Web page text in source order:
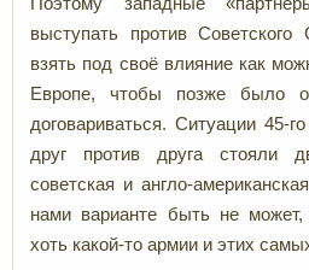
выступать против
взять под своё влияние как
Европе, чтобы позже было
договариваться. Ситуации 45-
друг против друга
советская и англо-
нами варианте быть не может,
хоть какой-то армии и этих